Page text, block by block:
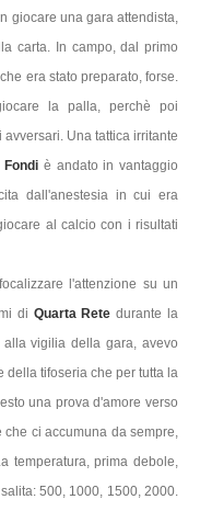
giocare una gara attendista,
carta. In campo, dal primo
era stato preparato, forse.
la palla, perchè poi
Una tattica irritante
Fondi è andato in vantaggio
dall'anestesia in cui era
al calcio con i risultati
l'attenzione su un
di Quarta Rete durante la
alla vigilia della gara, avevo
tifoseria che per tutta la
una prova d'amore verso
ci accumuna da sempre,
temperatura, prima debole,
500, 1000, 1500, 2000.